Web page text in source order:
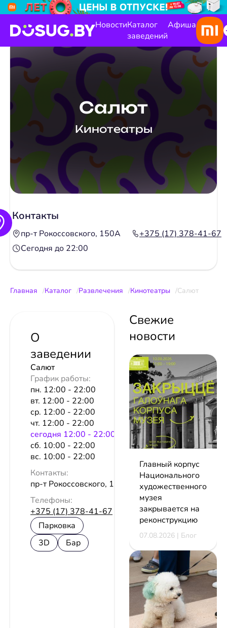
НовостиКаталог
заведений
Афиша
Салют
Кинотеатры
Контакты
пр-т Рокоссовского, 150А
+375 (17) 378-41-67
Сегодня до 22:00
Главная Каталог Развлечения Кинотеатры Салют
О
заведении
Салют
График работы:
пн. 12:00 - 22:00
вт. 12:00 - 22:00
ср. 12:00 - 22:00
чт. 12:00 - 22:00
сeгодня 12:00 - 22:00
сб. 10:00 - 22:00
вс. 10:00 - 22:00
Контакты:
пр-т Рокоссовского, 150А
Телефоны:
+375 (17) 378-41-67
Парковка
3D
Бар
Свежие
новости
Главный корпус
Национального
художественного
музея
закрывается на
реконструкцию
07.08.2026 | Блог